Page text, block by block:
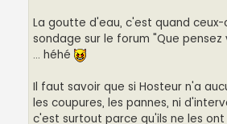
La goutte d'eau, c'est quand ceux-
sondage sur le forum "Que pensez
... héhé
Il faut savoir que si Hosteur n'a
les coupures, les pannes, ni
c'est surtout parce qu'ils ne les